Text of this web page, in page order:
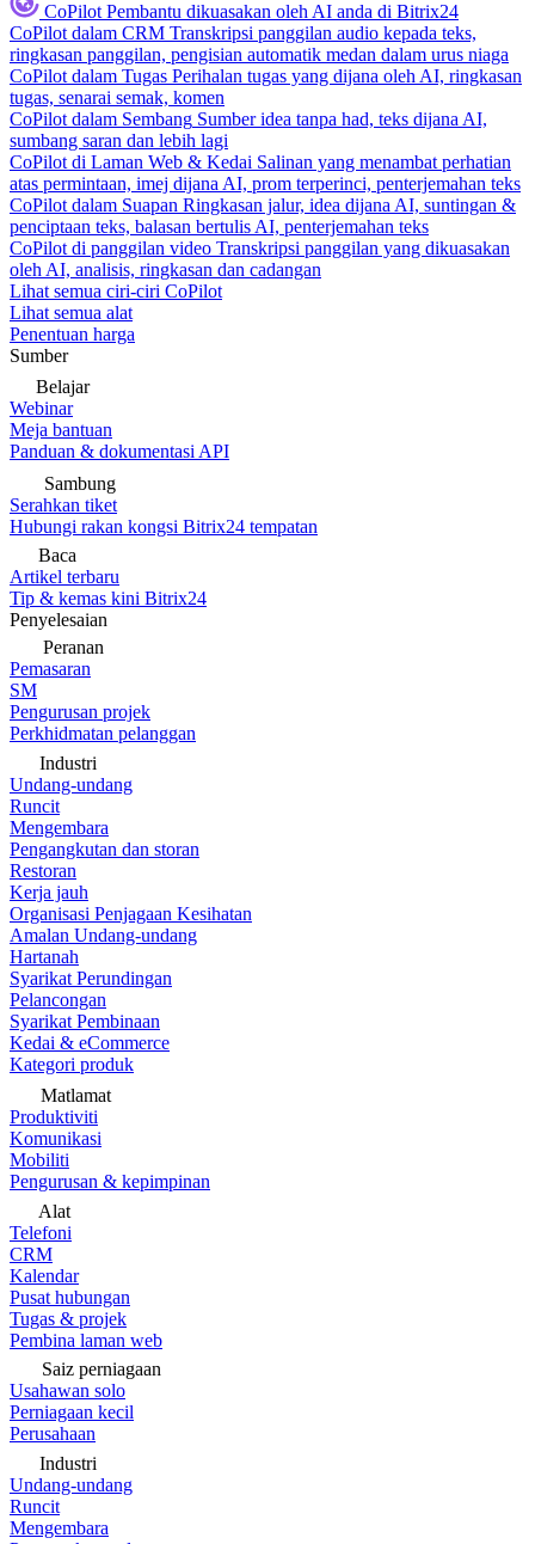
CoPilot Pembantu dikuasakan oleh AI anda di Bitrix24
CoPilot dalam CRM Transkripsi panggilan audio kepada teks,
ringkasan panggilan, pengisian automatik medan dalam urus niaga
CoPilot dalam Tugas Perihalan tugas yang dijana oleh AI, ringkasan
tugas, senarai semak, komen
CoPilot dalam Sembang Sumber idea tanpa had, teks dijana AI,
sumbang saran dan lebih lagi
CoPilot di Laman Web & Kedai Salinan yang menambat perhatian
atas permintaan, imej dijana AI, prom terperinci, penterjemahan teks
CoPilot dalam Suapan Ringkasan jalur, idea dijana AI, suntingan &
penciptaan teks, balasan bertulis AI, penterjemahan teks
CoPilot di panggilan video Transkripsi panggilan yang dikuasakan
oleh AI, analisis, ringkasan dan cadangan
Lihat semua ciri-ciri CoPilot
Lihat semua alat
Penentuan harga
Sumber
Belajar
Webinar
Meja bantuan
Panduan & dokumentasi API
Sambung
Serahkan tiket
Hubungi rakan kongsi Bitrix24 tempatan
Baca
Artikel terbaru
Tip & kemas kini Bitrix24
Penyelesaian
Peranan
Pemasaran
SM
Pengurusan projek
Perkhidmatan pelanggan
Industri
Undang-undang
Runcit
Mengembara
Pengangkutan dan storan
Restoran
Kerja jauh
Organisasi Penjagaan Kesihatan
Amalan Undang-undang
Hartanah
Syarikat Perundingan
Pelancongan
Syarikat Pembinaan
Kedai & eCommerce
Kategori produk
Matlamat
Produktiviti
Komunikasi
Mobiliti
Pengurusan & kepimpinan
Alat
Telefoni
CRM
Kalendar
Pusat hubungan
Tugas & projek
Pembina laman web
Saiz perniagaan
Usahawan solo
Perniagaan kecil
Perusahaan
Industri
Undang-undang
Runcit
Mengembara